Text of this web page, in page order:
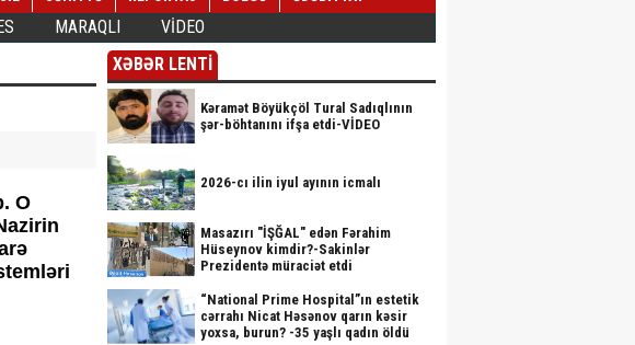
MARAQLI VİDEO
O
XƏBƏR LENTİ
Kəramət Böyükçöl Tural Sadıqlının
şər-böhtanını ifşa etdi-VİDEO
2026-cı ilin iyul ayının icmalı
Masazırı "İŞĞAL" edən Fərahim
Hüseynov kimdir?-Sakinlər
Prezidentə müraciət etdi
“National Prime Hospital”ın estetik
cərrahı Nicat Həsənov qarın kəsir
yoxsa, burun? -35 yaşlı qadın öldü